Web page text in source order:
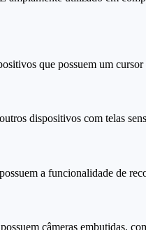
que possuem um cursor
dispositivos com telas
a funcionalidade de
câmeras embutidas,